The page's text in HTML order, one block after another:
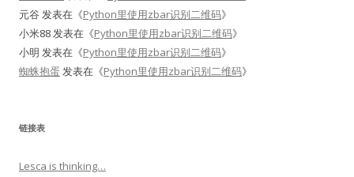
元谷发表在《Python里使用zbar识别二维码》
小米88发表在《Python里使用zbar识别二维码》
小明 发表在《Python里使用zbar识别二维码》
蜘蛛抱蛋 发表在《Python里使用zbar识别二维码》
链接表
Lesca is thinking…